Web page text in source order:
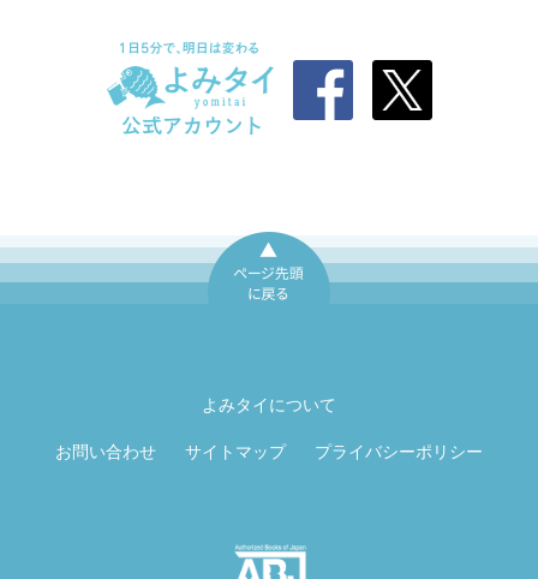
よみタイについて
お問い合わせ サイトマップ プライバシーポリシー